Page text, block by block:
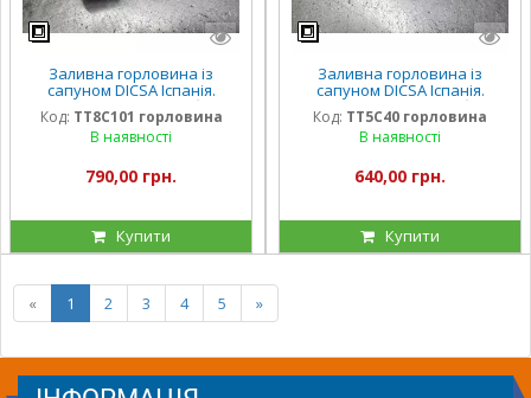
Заливна горловина із
сапуном DICSA Іспанія.
Діаметр — 48 мм, глибина
сітки — 91 мм. 10 Мікрон
Код: TT8C101 горловина
В наявності
790,00 грн.
Купити
Заливна горловина із
сапуном DICSA Іспанія.
Діаметр — 28 мм, глибина
сітки — 65 мм. 40 Мікрон
Код: TT5C40 горловина
В наявності
640,00 грн.
Купити
« 1 2 3 4 5 »